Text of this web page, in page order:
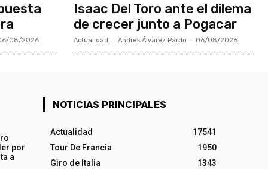
08/2026
Isaac Del Toro ante el dilema
de crecer junto a Pogacar
Actualidad Andrés Álvarez Pardo - 06/08/2026
por
a
NOTICIAS PRINCIPALES
Actualidad
17541
Tour De Francia
1950
Giro de Italia
1343